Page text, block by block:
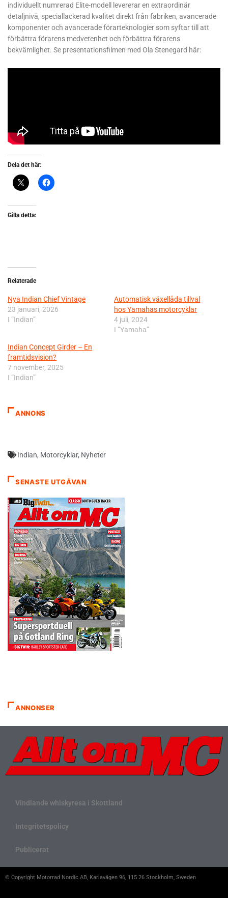
individuellt numrerad Elite-modell levererar en extraordinär
detaljnivå, speciallackerad kvalitet direkt från fabriken, avancerade
komponenter och avancerade förarteknologier som syftar till att
förbättra förarens medvetenhet och förbättra förarens
bekvämlighet. Se presentationsfilmen med Ola Stenegard här:
Dela det här:
Gilla detta:
Relaterade
Nya Indian Chief Vintage
23 januari, 2026
I ”Indian”
Automatisk växellåda tillval
hos Yamahas motorcyklar
4 juli, 2024
I ”Yamaha”
Indian Concept Girder – En
framtidsvision?
7 november, 2025
I ”Indian”
ANNONS
Indian, Motorcyklar, Nyheter
SENASTE UTGÅVAN
ANNONSER
Vindlande whiskyresa i Skottland
Integritetspolicy
Publicerat
© Copyright Motorrad Nordic AB, Karlavägen 96, 115 26 Stockholm, Sweden